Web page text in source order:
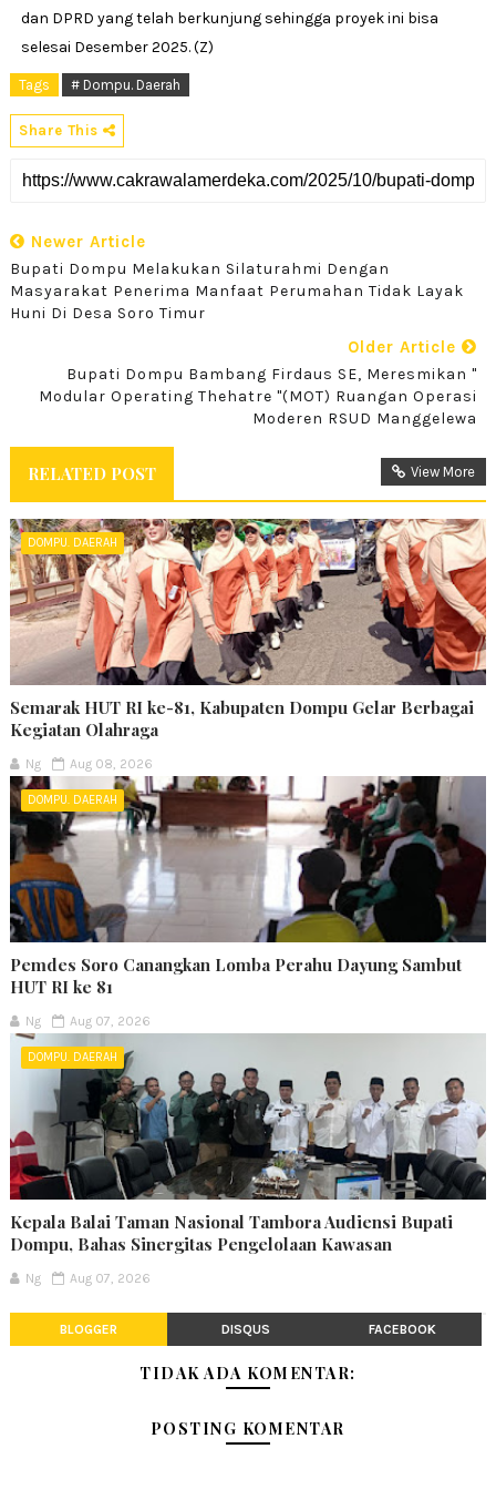
dan DPRD yang telah berkunjung sehingga proyek ini bisa
selesai Desember 2025. (Z)
Tags # Dompu. Daerah
Share This
Newer Article
Bupati Dompu Melakukan Silaturahmi Dengan
Masyarakat Penerima Manfaat Perumahan Tidak Layak
Huni Di Desa Soro Timur
Older Article
Bupati Dompu Bambang Firdaus SE, Meresmikan "
Modular Operating Thehatre "(MOT) Ruangan Operasi
Moderen RSUD Manggelewa
RELATED POST View More
DOMPU. DAERAH
Semarak HUT RI ke-81, Kabupaten Dompu Gelar Berbagai
Kegiatan Olahraga
Ng Aug 08, 2026
DOMPU. DAERAH
Pemdes Soro Canangkan Lomba Perahu Dayung Sambut
HUT RI ke 81
Ng Aug 07, 2026
DOMPU. DAERAH
Kepala Balai Taman Nasional Tambora Audiensi Bupati
Dompu, Bahas Sinergitas Pengelolaan Kawasan
Ng Aug 07, 2026
BLOGGER DISQUS FACEBOOK
TIDAK ADA KOMENTAR:
POSTING KOMENTAR